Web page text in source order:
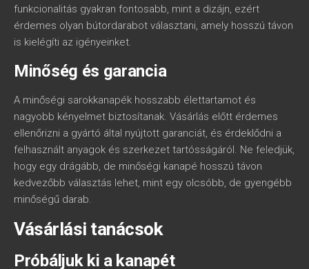
funkcionalitás gyakran fontosabb, mint a dizájn, ezért
érdemes olyan bútordarabot választani, amely hosszú távon
is kielégíti az igényeinket.
Minőség és garancia
A minőségi sarokkanapék hosszabb élettartamot és
nagyobb kényelmet biztosítanak. Vásárlás előtt érdemes
ellenőrizni a gyártó által nyújtott garanciát, és érdeklődni a
felhasznált anyagok és szerkezet tartósságáról. Ne feledjük,
hogy egy drágább, de minőségi kanapé hosszú távon
kedvezőbb választás lehet, mint egy olcsóbb, de gyengébb
minőségű darab.
Vásárlási tanácsok
Próbáljuk ki a kanapét